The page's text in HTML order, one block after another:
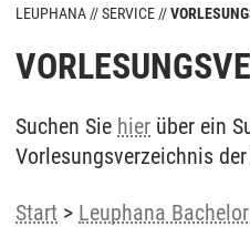
LEUPHANA SERVICE
Suchen Sie hier über ein
Vorlesungsverzeichnis
Start > Leuphana